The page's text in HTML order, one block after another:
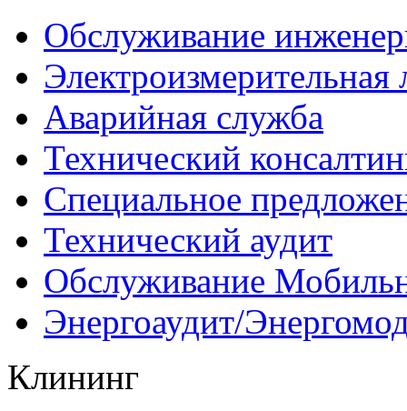
Обслуживание
Электроизмерительная
Аварийная служба
Технический
Специальное
Технический аудит
Обслуживание
Энергоаудит/
Клининг